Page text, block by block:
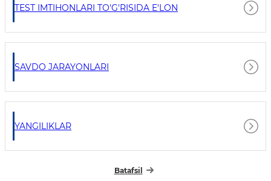
TEST IMTIHONLARI TO'G'RISIDA E'LON
SAVDO JARAYONLARI
YANGILIKLAR
Batafsil